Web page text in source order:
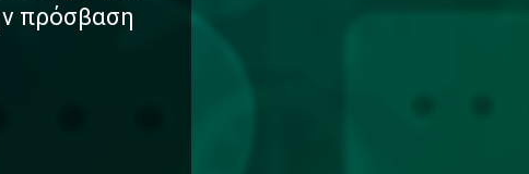
πρόσβαση